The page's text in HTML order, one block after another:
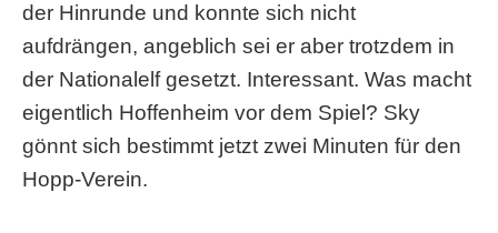
der Hinrunde und konnte sich nicht
aufdrängen, angeblich sei er aber trotzdem in
der Nationalelf gesetzt. Interessant. Was macht
eigentlich Hoffenheim vor dem Spiel? Sky
gönnt sich bestimmt jetzt zwei Minuten für den
Hopp-Verein.